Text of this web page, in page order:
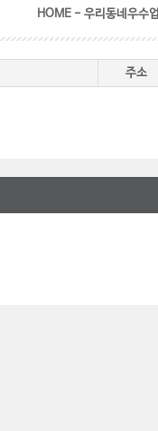
HOME - 우리동네우수
주소